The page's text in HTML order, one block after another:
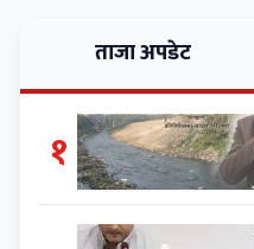
ताजा अपडेट
१